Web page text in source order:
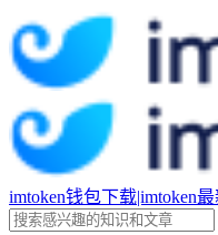
imtoken钱包下载|imtoken